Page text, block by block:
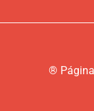
® P